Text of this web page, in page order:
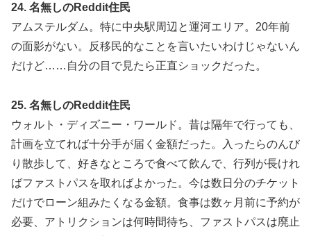
24. 名無しのReddit住民
アムステルダム。特に中央駅周辺と運河エリア。20年前
の面影がない。反移民的なことを言いたいわけじゃないん
だけど……自分の目で見たら正直ショックだった。
25. 名無しのReddit住民
ウォルト・ディズニー・ワールド。昔は隔年で行っても、
計画を立てれば十分手が届く金額だった。入ったらのんび
り散歩して、好きなところで食べて飲んで、行列が長けれ
ばファストパスを取ればよかった。今は数日分のチケット
だけでローン組みたくなる金額。食事は数ヶ月前に予約が
必要、アトリクションは何時間待ち、ファストパスは廃止